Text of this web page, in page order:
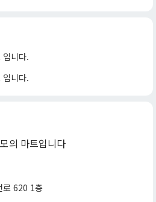
입니다.
입니다.
의 마트입니다
로 620 1층